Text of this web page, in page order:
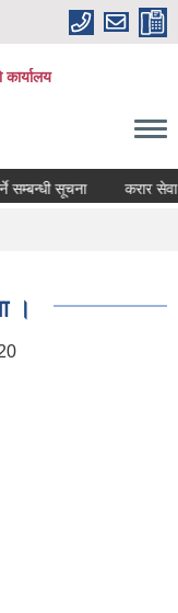
कार्यालय
सूचना करार सेवा
।